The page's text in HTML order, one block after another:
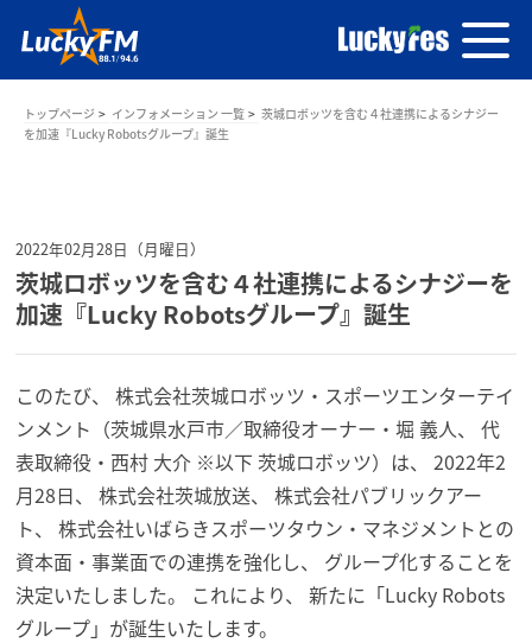
トップページ インフォメーション 一覧
茨城ロボッツを含む４社連携によるシナジー
を加速『Lucky Robotsグループ』誕生
2022年02月28日（月曜日）
茨城ロボッツを含む４社連携によるシナジーを
加速『Lucky Robotsグループ』誕生
このたび、 株式会社茨城ロボッツ ・スポーツエンターテイ
ンメント（茨城県水戸市／取締役オーナー・堀 義人、 代
表取締役・西村 大介 ※以下 茨城ロボッツ）は、 2022年2
月28日、 株式会社茨城放送、 株式会社パブリックアー
ト、 株式会社いばらきスポーツタウン・マネジメントとの
資本面・事業面での連携を強化し、 グループ化することを
決定いたしました。 これにより、 新たに「Lucky Robots
グループ」が誕生いたします。